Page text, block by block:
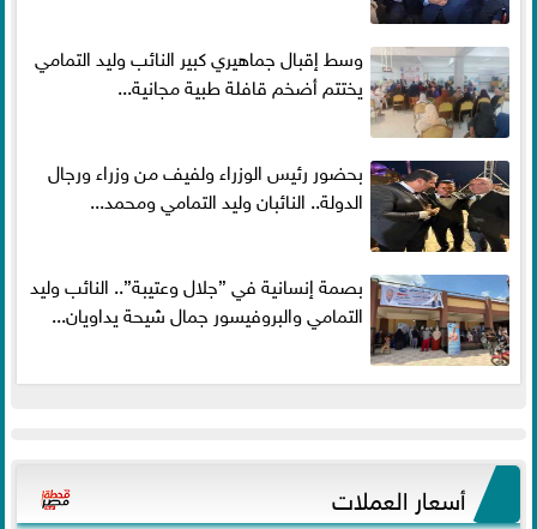
وسط إقبال جماهيري كبير النائب وليد التمامي
يختتم أضخم قافلة طبية مجانية...
بحضور رئيس الوزراء ولفيف من وزراء ورجال
الدولة.. النائبان وليد التمامي ومحمد...
بصمة إنسانية في ”جلال وعتيبة”.. النائب وليد
التمامي والبروفيسور جمال شيحة يداويان...
أسعار العملات